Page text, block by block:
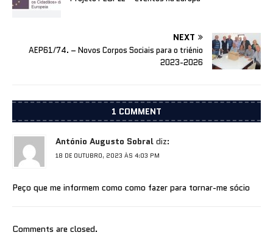
NEXT
AEP61/74. – Novos Corpos Sociais para o triénio
2023-2026
1 COMMENT
António Augusto Sobral diz:
18 DE OUTUBRO, 2023 ÀS 4:03 PM
Peço que me informem como como fazer para tornar-me sócio
Comments are closed.